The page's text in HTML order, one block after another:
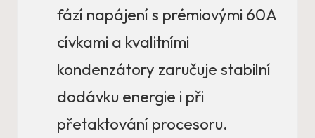
fází napájení s prémiovými 60A
cívkami a kvalitními
kondenzátory zaručuje stabilní
dodávku energie i při
přetaktování procesoru.